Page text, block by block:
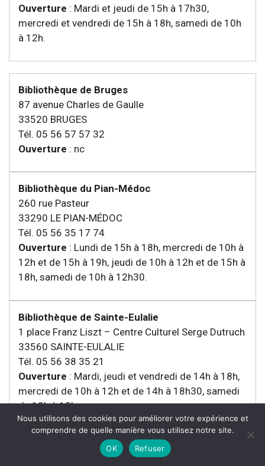
Ouverture : Mardi et jeudi de 15h à 17h30,
mercredi et vendredi de 15h à 18h, samedi de 10h
à 12h.
Bibliothèque de Bruges
87 avenue Charles de Gaulle
33520 BRUGES
Tél. 05 56 57 57 32
Ouverture : nc
Bibliothèque du Pian-Médoc
260 rue Pasteur
33290 LE PIAN-MÉDOC
Tél. 05 56 35 17 74
Ouverture : Lundi de 15h à 18h, mercredi de 10h à
12h et de 15h à 19h, jeudi de 10h à 12h et de 15h à
18h, samedi de 10h à 12h30.
Bibliothèque de Sainte-Eulalie
1 place Franz Liszt – Centre Culturel Serge Dutruch
33560 SAINTE-EULALIE
Tél. 05 56 38 35 21
Ouverture : Mardi, jeudi et vendredi de 14h à 18h,
mercredi de 10h à 12h et de 14h à 18h30, samedi
de 10h à 13h.
Bibliothèque de Brach
Nous utilisons des cookies pour améliorer votre expérience et
comprendre de quelle manière vous utilisez notre site.
OK
Refuser